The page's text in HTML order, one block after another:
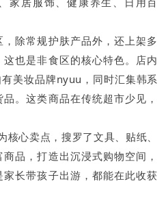
除常规护肤产品外，还上架多
也是非食区的核心特色。店内
美妆品牌nyuu，同时汇集韩系
。这类商品在传统超市少见，
核心卖点，搜罗了文具、贴纸、
品，打造出沉浸式购物空间，
长带孩子出游，都能在此收获